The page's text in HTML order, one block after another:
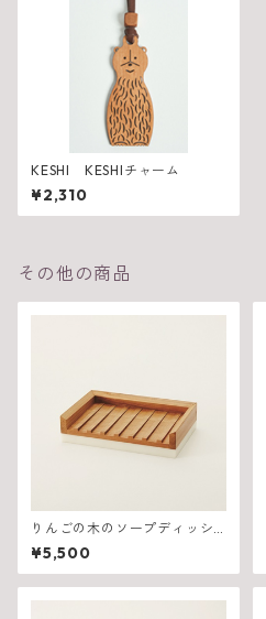
KESHI KESHIチャーム
¥2,310
その他の商品
りんごの木のソープディッシ
ュ
¥5,500